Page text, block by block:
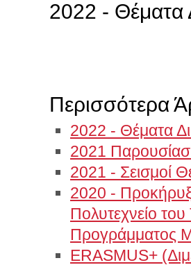
2022 - Θέματα
Περισσότερα
2022 - Θέματα
2021
2021 - Σεισμοί
2020 -
Πολυτεχνείο
Προγράμματος
ERASMUS+